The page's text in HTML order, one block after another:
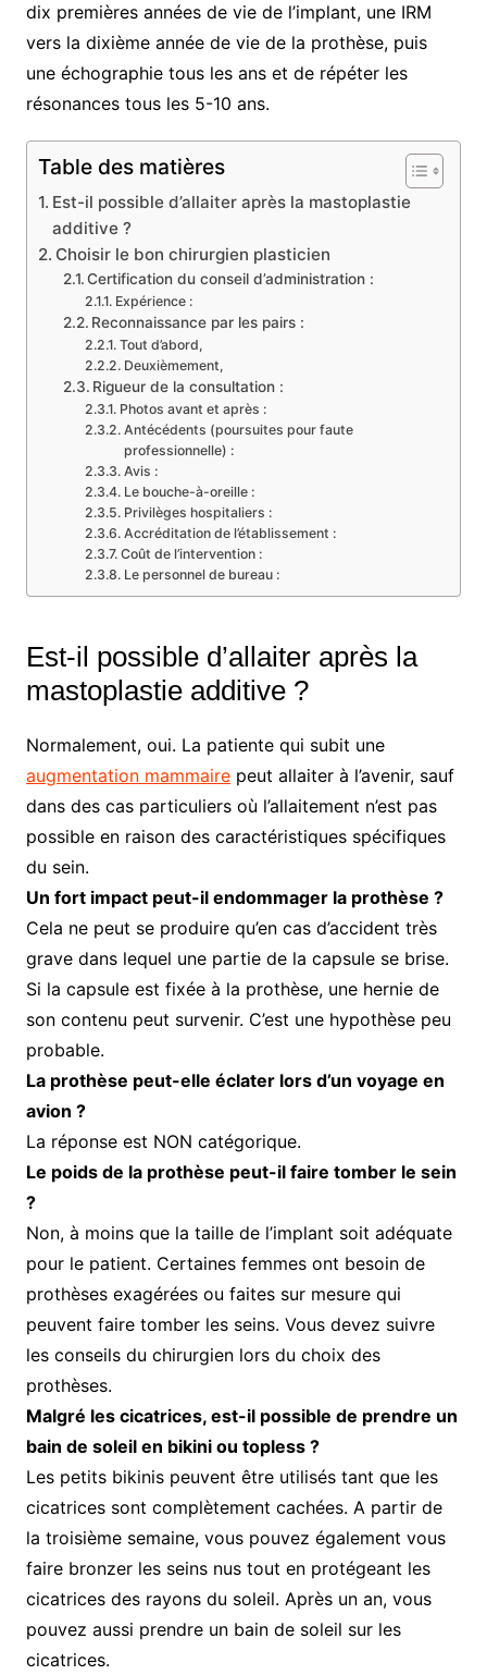
dix premières années de vie de l’implant, une IRM
vers la dixième année de vie de la prothèse, puis
une échographie tous les ans et de répéter les
résonances tous les 5-10 ans.
Table des matières
Est-il possible d’allaiter après la mastoplastie
additive ?
Choisir le bon chirurgien plasticien
Certification du conseil d’administration :
Expérience :
Reconnaissance par les pairs :
Tout d’abord,
Deuxièmement,
Rigueur de la consultation :
Photos avant et après :
Antécédents (poursuites pour faute
professionnelle) :
Avis :
Le bouche-à-oreille :
Privilèges hospitaliers :
Accréditation de l’établissement :
Coût de l’intervention :
Le personnel de bureau :
Est-il possible d’allaiter après la
mastoplastie additive ?
Normalement, oui. La patiente qui subit une
augmentation mammairepeut allaiter à l’avenir, sauf
dans des cas particuliers où l’allaitement n’est pas
possible en raison des caractéristiques spécifiques
du sein.
Un fort impact peut-il endommager la prothèse ?
Cela ne peut se produire qu’en cas d’accident très
grave dans lequel une partie de la capsule se brise.
Si la capsule est fixée à la prothèse, une hernie de
son contenu peut survenir. C’est une hypothèse peu
probable.
La prothèse peut-elle éclater lors d’un voyage en
avion ?
La réponse est NON catégorique.
Le poids de la prothèse peut-il faire tomber le sein
?
Non, à moins que la taille de l’implant soit adéquate
pour le patient. Certaines femmes ont besoin de
prothèses exagérées ou faites sur mesure qui
peuvent faire tomber les seins. Vous devez suivre
les conseils du chirurgien lors du choix des
prothèses.
Malgré les cicatrices, est-il possible de prendre un
bain de soleil en bikini ou topless ?
Les petits bikinis peuvent être utilisés tant que les
cicatrices sont complètement cachées. A partir de
la troisième semaine, vous pouvez également vous
faire bronzer les seins nus tout en protégeant les
cicatrices des rayons du soleil. Après un an, vous
pouvez aussi prendre un bain de soleil sur les
cicatrices.